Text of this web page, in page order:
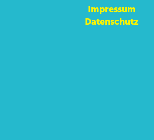
Impressum
Datenschutz